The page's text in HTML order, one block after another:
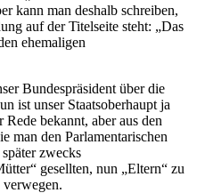
kann man deshalb schreiben,
auf der Titelseite steht: „Das
ehemaligen
Bundespräsident über die
ist unser Staatsoberhaupt ja
bekannt, aber aus den
man den Parlamentarischen
zwecks
gesellten, nun „Eltern“ zu
verwegen.